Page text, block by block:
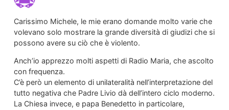
Carissimo Michele, le mie erano domande molto varie che
volevano solo mostrare la grande diversità di giudizi che si
possono avere su ciò che è violento.
Anch’io apprezzo molti aspetti di Radio Maria, che ascolto
con frequenza.
C’è però un elemento di unilateralità nell’interpretazione del
tutto negativa che Padre Livio dà dell’intero ciclo moderno.
La Chiesa invece, e papa Benedetto in particolare,